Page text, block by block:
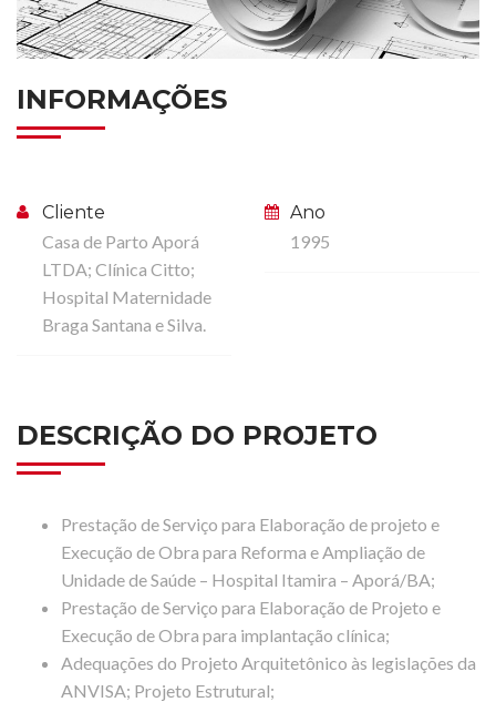
INFORMAÇÕES
Cliente
Casa de Parto Aporá
LTDA; Clínica Citto;
Hospital Maternidade
Braga Santana e Silva.
Ano
1995
DESCRIÇÃO DO PROJETO
Prestação de Serviço para Elaboração de projeto e
Execução de Obra para Reforma e Ampliação de
Unidade de Saúde – Hospital Itamira – Aporá/BA;
Prestação de Serviço para Elaboração de Projeto e
Execução de Obra para implantação clínica;
Adequações do Projeto Arquitetônico às legislações da
ANVISA; Projeto Estrutural;